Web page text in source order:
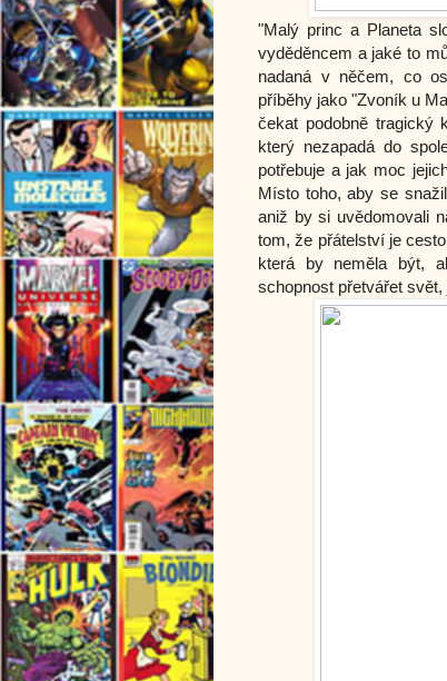
"Malý princ a Planeta
vyděděncem a jaké to
nadaná v něčem, co
příběhy jako "Zvoník u
čekat podobně tragický
který nezapadá do
potřebuje a jak moc
Místo toho, aby se
aniž by si uvědomovali
tom, že přátelství je
která by neměla být,
schopnost přetvářet